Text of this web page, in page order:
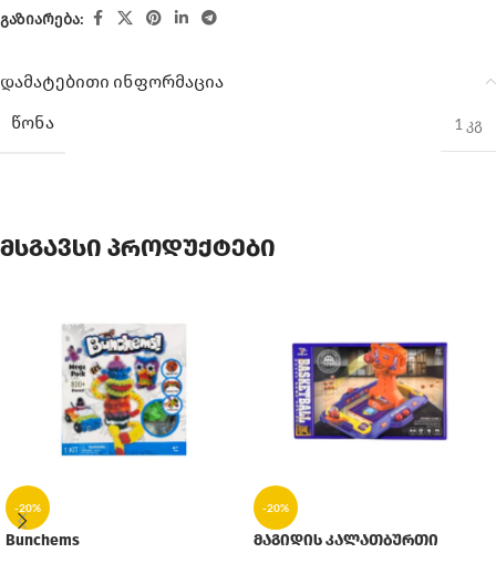
გაზიარება:
დამატებითი ინფორმაცია
ᲬᲝᲜᲐ
1 კგ
მსგავსი პროდუქტები
-20%
Bunchems
-20%
მაგიდის კალათბურთი